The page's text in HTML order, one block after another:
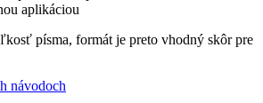
aplikáciou
písma, formát je preto vhodný skôr pre
návodoch